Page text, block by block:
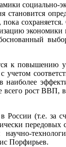
социально-
становится
к повышению
наиболее
рост
(т.е. за
Порфирьев.